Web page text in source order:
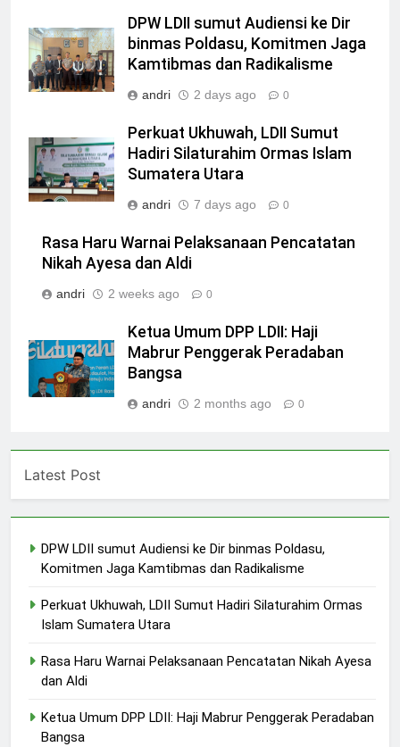
DPW LDII sumut Audiensi ke Dir
binmas Poldasu, Komitmen Jaga
Kamtibmas dan Radikalisme
andri 2 days ago 0
Perkuat Ukhuwah, LDII Sumut
Hadiri Silaturahim Ormas Islam
Sumatera Utara
andri 7 days ago 0
Rasa Haru Warnai Pelaksanaan Pencatatan
Nikah Ayesa dan Aldi
andri 2 weeks ago 0
Ketua Umum DPP LDII: Haji
Mabrur Penggerak Peradaban
Bangsa
andri 2 months ago 0
Latest Post
DPW LDII sumut Audiensi ke Dir binmas Poldasu,
Komitmen Jaga Kamtibmas dan Radikalisme
Perkuat Ukhuwah, LDII Sumut Hadiri Silaturahim Ormas
Islam Sumatera Utara
Rasa Haru Warnai Pelaksanaan Pencatatan Nikah Ayesa
dan Aldi
Ketua Umum DPP LDII: Haji Mabrur Penggerak Peradaban
Bangsa